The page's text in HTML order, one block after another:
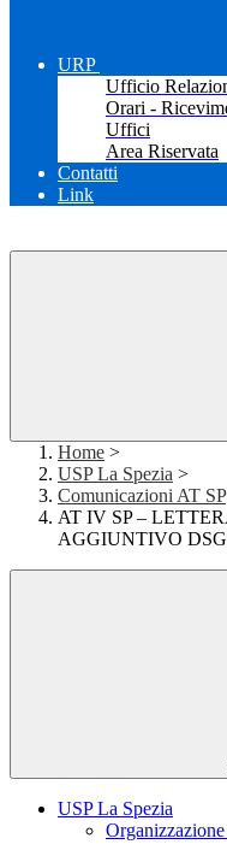
URP
Ufficio
Orari -
Uffici
Area Riservata
Contatti
Link
Home >
USP La Spezia >
Comunicazioni AT SP
AT IV SP –
AGGIUNTIVO
USP La Spezia